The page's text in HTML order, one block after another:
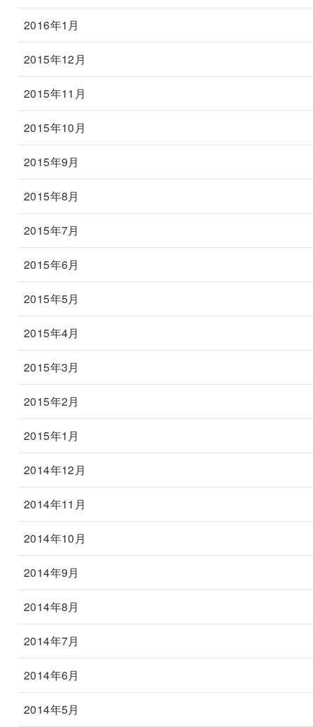
2016年1月
2015年12月
2015年11月
2015年10月
2015年9月
2015年8月
2015年7月
2015年6月
2015年5月
2015年4月
2015年3月
2015年2月
2015年1月
2014年12月
2014年11月
2014年10月
2014年9月
2014年8月
2014年7月
2014年6月
2014年5月